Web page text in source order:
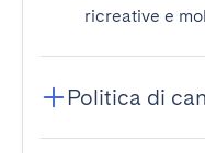
ricreative e
Politica di